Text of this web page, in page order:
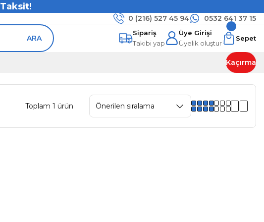
Taksit!
0 (216) 527 45 94 0532 641 37 15
ARA
Sipariş
Takibi yap
Üye Girişi
Üyelik oluştur
Sepet
Kaçırma
Toplam 1 ürün